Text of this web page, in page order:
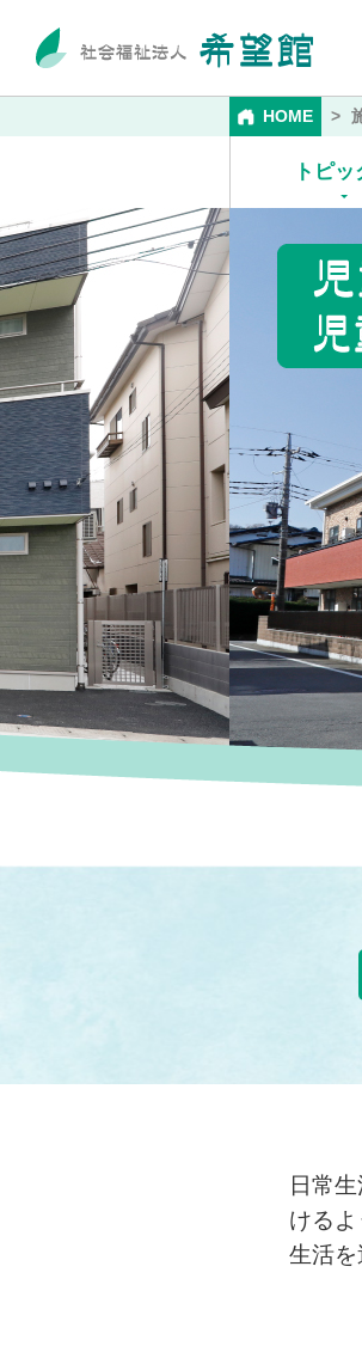
HOME
トピッ
日常
ける
生活を